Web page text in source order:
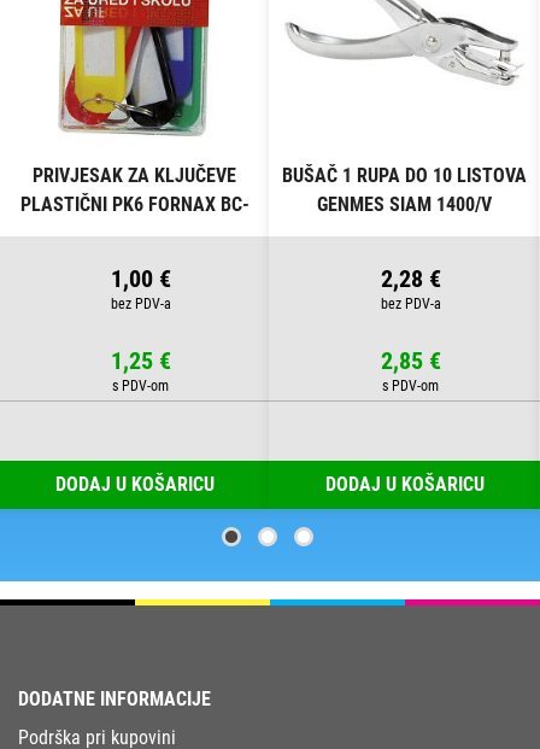
PRIVJESAK ZA KLJUČEVE
PLASTIČNI PK6 FORNAX BC-
B13 BLISTER
1,00 €
1,25 €
DODAJ U KOŠARICU
BUŠAČ 1 RUPA DO 10 LISTOVA
GENMES SIAM 1400/V
2,28 €
2,85 €
DODAJ U KOŠARICU
DODATNE INFORMACIJE
Podrška pri kupovini